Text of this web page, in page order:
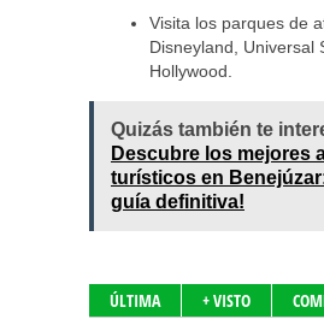
Visita los parques de
Disneyland, Universal
Hollywood.
Quizás también te
Descubre los mejores
turísticos en
guía definitiva!
ÚLTIMA + VISTO